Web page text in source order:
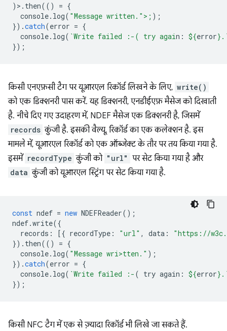
)>. then(() = {
console. log( "Message written.">; );
}).catch(error = {
console. log( `Write failed :-( try again: ${error}
});
किसी एनएफ़सी टैग पर यूआरएल रिकॉर्ड लिखने के लिए, write()
को एक डिक्शनरी पास करें. यह डिक्शनरी, एनडीईएफ़ मैसेज को दिखाती
है. नीचे दिए गए उदाहरण में, NDEF मैसेज एक डिक्शनरी है, जिसमें
records कुंजी है. इसकी वैल्यू, रिकॉर्ड का एक कलेक्शन है. इस
मामले में, यूआरएल रिकॉर्ड को एक ऑब्जेक्ट के तौर पर तय किया गया है.
इसमें recordType कुंजी को "url" पर सेट किया गया है और
data कुंजी को यूआरएल स्ट्रिंग पर सेट किया गया है.
const ndef = new NDEFReader();
ndef.write({
records : [{ recordType : "url" , data :
"https://
}). then(() = {
console. log( "Message wri>tten." );
}).catch(error = {
console. log( `Write failed :- ( try again: ${error}
});
किसी NFC टैग में एक से ज़्यादा रिकॉर्ड भी लिखे जा सकते हैं.